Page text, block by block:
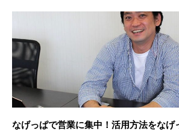
なげっぱで営業に集中！活用方法をなげ